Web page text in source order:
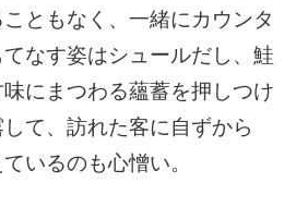
ともなく、一緒にカウンタ
なす姿はシュールだし、鮭
にまつわる蘊蓄を押しつけ
て、訪れた客に自ずから
いるのも心憎い。